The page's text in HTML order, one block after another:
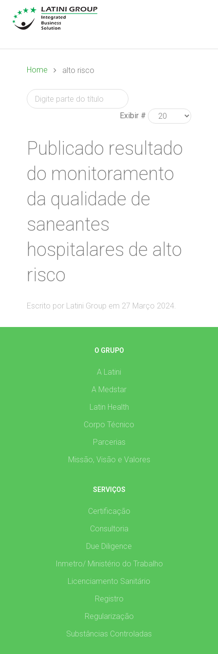
Home alto risco
Exibir #
Publicado resultado
do monitoramento
da qualidade de
saneantes
hospitalares de alto
risco
Escrito por Latini Group em 27 Março 2024.
O GRUPO
A Latini
A Medstar
Latin Health
Corpo Técnico
Parcerias
Missão, Visão e Valores
SERVIÇOS
Certificação
Consultoria
Due Diligence
Inmetro/ Ministério do Trabalho
Licenciamento Sanitário
Registro
Regularização
Substâncias Controladas